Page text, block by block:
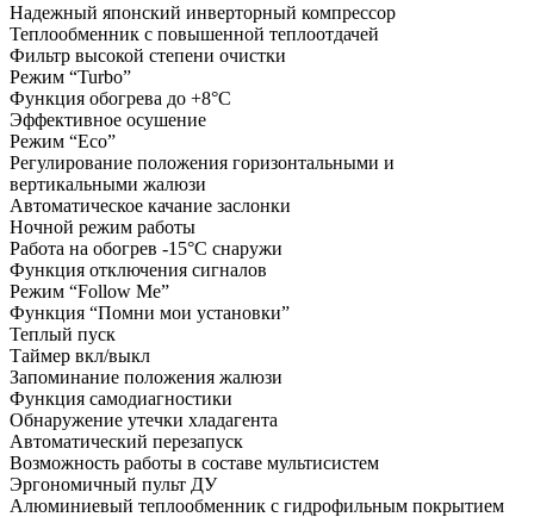
Надежный японский инверторный компрессор
Теплообменник с повышенной теплоотдачей
Фильтр высокой степени очистки
Режим “Turbo”
Функция обогрева до +8°С
Эффективное осушение
Режим “Eco”
Регулирование положения горизонтальными и
вертикальными жалюзи
Автоматическое качание заслонки
Ночной режим работы
Работа на обогрев -15°С снаружи
Функция отключения сигналов
Режим “Follow Me”
Функция “Помни мои установки”
Теплый пуск
Таймер вкл/выкл
Запоминание положения жалюзи
Функция самодиагностики
Обнаружение утечки хладагента
Автоматический перезапуск
Возможность работы в составе мультисистем
Эргономичный пульт ДУ
Алюминиевый теплообменник с гидрофильным покрытием